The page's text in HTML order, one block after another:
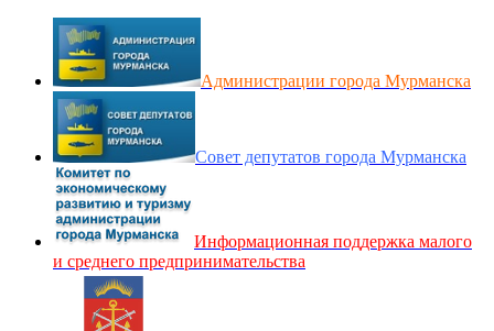
Администрации города Мурманска
Совет депутатов города Мурманска
Информационная поддержка малого
и среднего предпринимательства